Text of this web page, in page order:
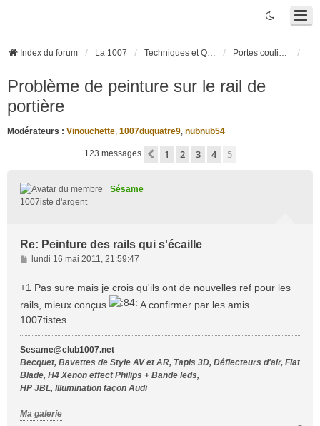
Index du forum La 1007 Techniques et Questions Portes coulissantes électriques
Problème de peinture sur le rail de
portière
Modérateurs : Vinouchette, 1007duquatre9, nubnub54
123 messages Précédente
1 2 3 4 5
Sésame
1007iste d'argent
Re: Peinture des rails qui s'écaille
M
e
s
a
g
e
lundi 16 mai 2011, 21:59:47
+1 Pas sure mais je crois qu'ils ont de nouvelles ref pour les
rails, mieux conçus
A confirmer par les amis
1007tistes...
Sesame@club1007.net
Becquet, Bavettes de Style AV et AR, Tapis 3D, Déflecteurs d'air, Flat
Blade, H4 Xenon effect Philips + Bande leds,
HP JBL, Illumination façon Audi
Ma galerie